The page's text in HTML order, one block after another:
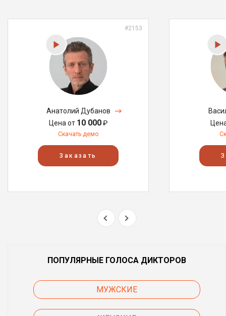
#2153
Анатолий Дубанов
Цена от 10 000₽
Скачать демо
Заказать
ПОПУЛЯРНЫЕ ГОЛОСА ДИКТОРОВ
МУЖСКИЕ